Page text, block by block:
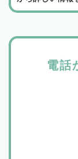
電話